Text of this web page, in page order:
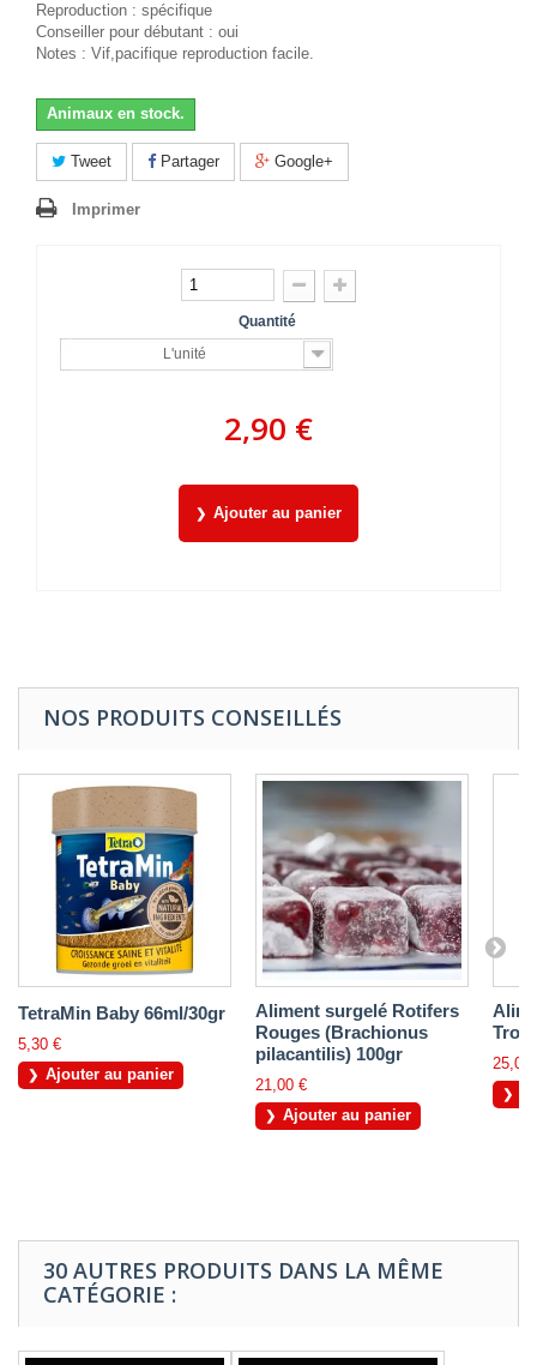
Reproduction : spécifique
Conseiller pour débutant : oui
Notes : Vif,pacifique reproduction facile.
Animaux en stock.
Tweet Partager Google+
Imprimer
Quantité
L'unité
2,90 €
Ajouter au panier
NOS PRODUITS CONSEILLÉS
TetraMin Baby 66ml/30gr
5,30 €
Ajouter au panier
Aliment surgelé Rotifers
Rouges (Brachionus
pilacantilis) 100gr
21,00 €
Ajouter au panier
25,00
30 AUTRES PRODUITS DANS LA MÊME
CATÉGORIE :